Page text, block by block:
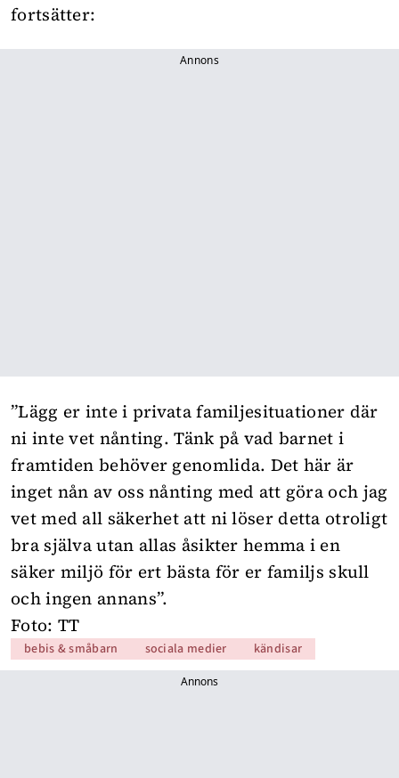
fortsätter:
Annons
”Lägg er inte i privata familjesituationer där
ni inte vet nånting. Tänk på vad barnet i
framtiden behöver genomlida. Det här är
inget nån av oss nånting med att göra och jag
vet med all säkerhet att ni löser detta otroligt
bra själva utan allas åsikter hemma i en
säker miljö för ert bästa för er familjs skull
och ingen annans”.
Foto: TT
bebis & småbarn sociala medier kändisar
Annons